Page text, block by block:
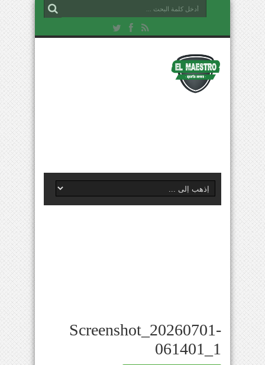
Screenshot_20260701-
061401_1